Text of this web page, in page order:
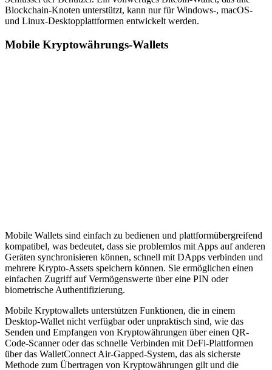
Blockchain-Knoten unterstützt, kann nur für Windows-, macOS-
und Linux-Desktopplattformen entwickelt werden.
Mobile Kryptowährungs-Wallets
Mobile Wallets sind einfach zu bedienen und plattformübergreifend
kompatibel, was bedeutet, dass sie problemlos mit Apps auf anderen
Geräten synchronisieren können, schnell mit DApps verbinden und
mehrere Krypto-Assets speichern können. Sie ermöglichen einen
einfachen Zugriff auf Vermögenswerte über eine PIN oder
biometrische Authentifizierung.
Mobile Kryptowallets unterstützen Funktionen, die in einem
Desktop-Wallet nicht verfügbar oder unpraktisch sind, wie das
Senden und Empfangen von Kryptowährungen über einen QR-
Code-Scanner oder das schnelle Verbinden mit DeFi-Plattformen
über das WalletConnect Air-Gapped-System, das als sicherste
Methode zum Übertragen von Kryptowährungen gilt und die